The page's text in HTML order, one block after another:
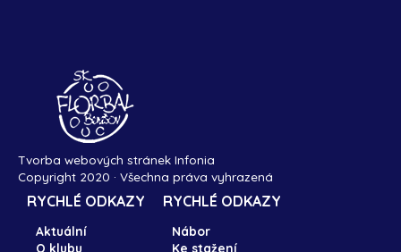
Tvorba webových stránek Infonia
Copyright 2020 · Všechna práva vyhrazená
RYCHLÉ ODKAZY
Aktuální
O klubu
RYCHLÉ ODKAZY
Nábor
Ke stažení